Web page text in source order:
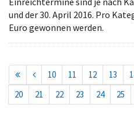
und der 30. April 2016. Pro
Euro gewonnen werden.
10 11 12 13
20
21 22 23 24 25